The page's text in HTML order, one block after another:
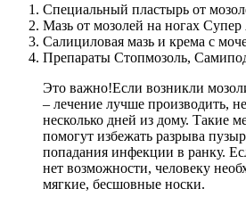
Специальный пластырь от
Мазь от мозолей на ногах
Салициловая мазь и крема с
Препараты Стопмозоль,
Это важно!Если возникли
– лечение лучше производить,
несколько дней из дому. Такие
помогут избежать разрыва
попадания инфекции в ранку.
нет возможности, человеку
мягкие, бесшовные носки.